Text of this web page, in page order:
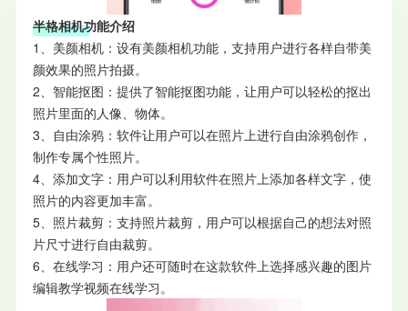
半格相机功能介绍
1、美颜相机：设有美颜相机功能，支持用户进行各样自带美
颜效果的照片拍摄。
2、智能抠图：提供了智能抠图功能，让用户可以轻松的抠出
照片里面的人像、物体。
3、自由涂鸦：软件让用户可以在照片上进行自由涂鸦创作，
制作专属个性照片。
4、添加文字：用户可以利用软件在照片上添加各样文字，使
照片的内容更加丰富。
5、照片裁剪：支持照片裁剪，用户可以根据自己的想法对照
片尺寸进行自由裁剪。
6、在线学习：用户还可随时在这款软件上选择感兴趣的图片
编辑教学视频在线学习。